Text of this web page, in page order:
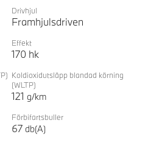
Drivhjul
Framhjulsdriven
Effekt
170 hk
Koldioxidutsläpp blandad körning
(WLTP)
121 g/km
Förbifartsbuller
67 db(A)